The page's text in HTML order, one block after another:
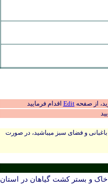
از صفحهEdit اقدام فرمایید
و فضای سبز میباشید، در صورت
و بستر کشت گیاهان در استان